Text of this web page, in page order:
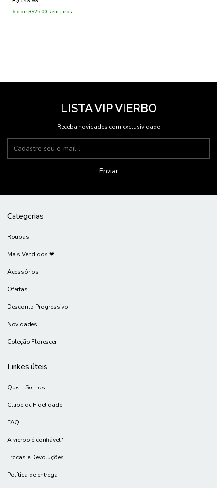
6 x de R$25,00 sem juros
LISTA VIP VIERBO
Receba novidades com exclusividade
Categorias
Roupas
Mais Vendidos ❤
Acessórios
Ofertas
Desconto Progressivo
Novidades
Coleção Florescer
Linkes úteis
Quem Somos
Clube de Fidelidade
FAQ
A vierbo é confiável?
Trocas e Devoluções
Política de entrega